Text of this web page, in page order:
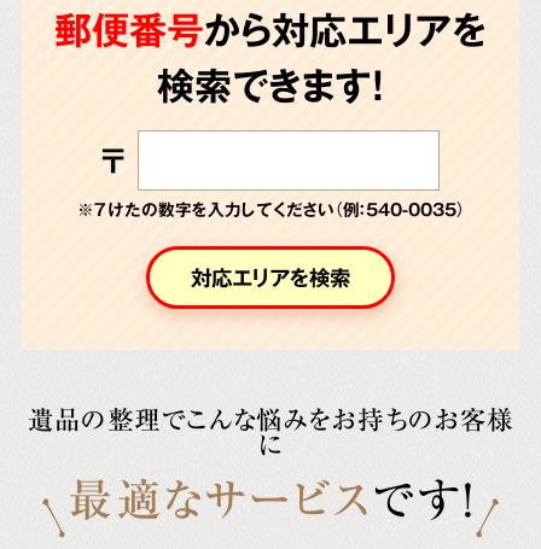
郵便番号から対応エリアを
検索できます!
〒
※７けたの数字を入力してください（例：540-0035）
対応エリアを検索
遺品の整理でこんな悩みをお持ちのお客様
に
最適なサービスです!